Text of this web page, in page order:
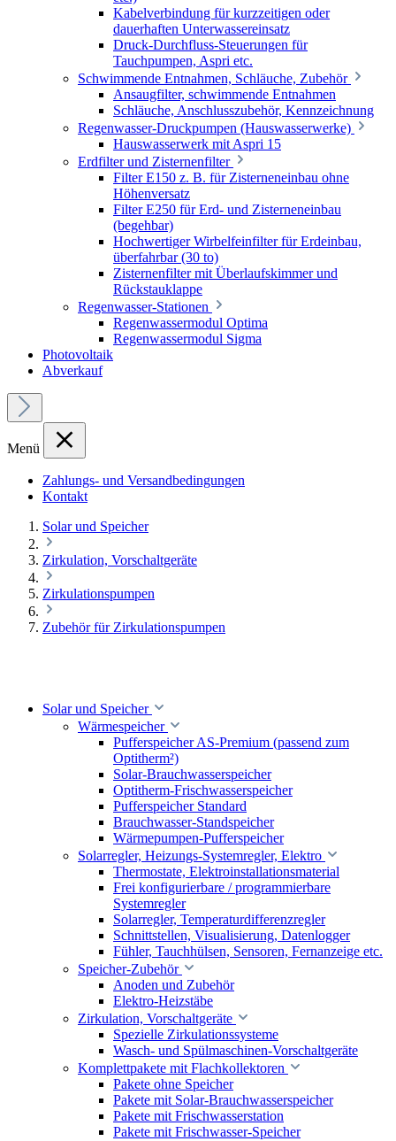
Kabelverbindung für kurzzeitigen oder
dauerhaften Unterwassereinsatz
Druck-Durchfluss-Steuerungen für
Tauchpumpen, Aspri etc.
Schwimmende Entnahmen, Schläuche, Zubehör
Ansaugfilter, schwimmende Entnahmen
Schläuche, Anschlusszubehör, Kennzeichnung
Regenwasser-Druckpumpen (Hauswasserwerke)
Hauswasserwerk mit Aspri 15
Erdfilter und Zisternenfilter
Filter E150 z. B. für Zisterneneinbau ohne
Höhenversatz
Filter E250 für Erd- und Zisterneneinbau
(begehbar)
Hochwertiger Wirbelfeinfilter für Erdeinbau,
überfahrbar (30 to)
Zisternenfilter mit Überlaufskimmer und
Rückstauklappe
Regenwasser-Stationen
Regenwassermodul Optima
Regenwassermodul Sigma
Photovoltaik
Abverkauf
Menü
Zahlungs- und Versandbedingungen
Kontakt
Solar und Speicher
Zirkulation, Vorschaltgeräte
Zirkulationspumpen
Zubehör für Zirkulationspumpen
Solar und Speicher
Wärmespeicher
Pufferspeicher AS-Premium (passend zum
Optitherm²)
Solar-Brauchwasserspeicher
Optitherm-Frischwasserspeicher
Pufferspeicher Standard
Brauchwasser-Standspeicher
Wärmepumpen-Pufferspeicher
Solarregler, Heizungs-Systemregler, Elektro
Thermostate, Elektroinstallationsmaterial
Frei konfigurierbare / programmierbare
Systemregler
Solarregler, Temperaturdifferenzregler
Schnittstellen, Visualisierung, Datenlogger
Fühler, Tauchhülsen, Sensoren, Fernanzeige etc.
Speicher-Zubehör
Anoden und Zubehör
Elektro-Heizstäbe
Zirkulation, Vorschaltgeräte
Spezielle Zirkulationssysteme
Wasch- und Spülmaschinen-Vorschaltgeräte
Komplettpakete mit Flachkollektoren
Pakete ohne Speicher
Pakete mit Solar-Brauchwasserspeicher
Pakete mit Frischwasserstation
Pakete mit Frischwasser-Speicher